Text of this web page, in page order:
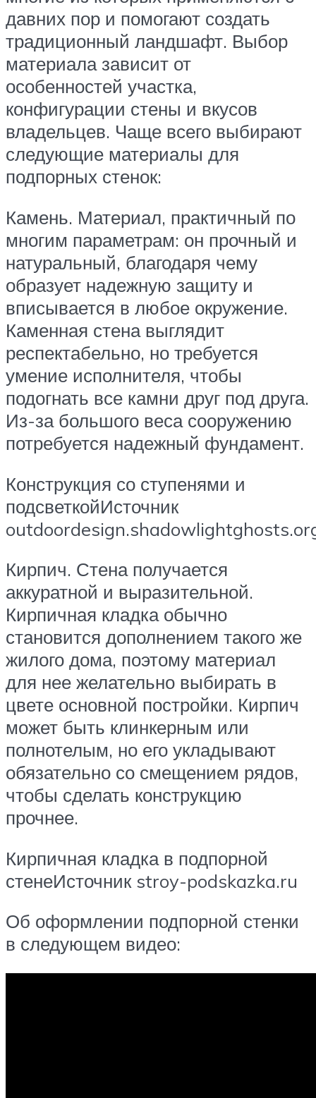
давних пор и помогают создать
традиционный ландшафт. Выбор
материала зависит от
особенностей участка,
конфигурации стены и вкусов
владельцев. Чаще всего выбирают
следующие материалы для
подпорных стенок:
Камень. Материал, практичный по
многим параметрам: он прочный и
натуральный, благодаря чему
образует надежную защиту и
вписывается в любое окружение.
Каменная стена выглядит
респектабельно, но требуется
умение исполнителя, чтобы
подогнать все камни друг под друга.
Из-за большого веса сооружению
потребуется надежный фундамент.
Конструкция со ступенями и
подсветкойИсточник
Кирпич. Стена получается
аккуратной и выразительной.
Кирпичная кладка обычно
становится дополнением такого же
жилого дома, поэтому материал
для нее желательно выбирать в
цвете основной постройки. Кирпич
может быть клинкерным или
полнотелым, но его укладывают
обязательно со смещением рядов,
чтобы сделать конструкцию
прочнее.
Кирпичная кладка в подпорной
стенеИсточник stroy-podskazka.ru
Об оформлении подпорной стенки
в следующем видео: